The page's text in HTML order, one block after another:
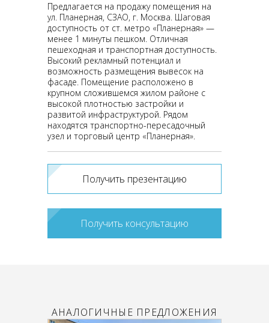
Предлагается на продажу помещения на
ул. Планерная, СЗАО, г. Москва. Шаговая
доступность от ст. метро «Планерная» —
менее 1 минуты пешком. Отличная
пешеходная и транспортная доступность.
Высокий рекламный потенциал и
возможность размещения вывесок на
фасаде. Помещение расположено в
крупном сложившемся жилом районе с
высокой плотностью застройки и
развитой инфраструктурой. Рядом
находятся транспортно-пересадочный
узел и торговый центр «Планерная».
Получить презентацию
Получить консультацию
АНАЛОГИЧНЫЕ ПРЕДЛОЖЕНИЯ